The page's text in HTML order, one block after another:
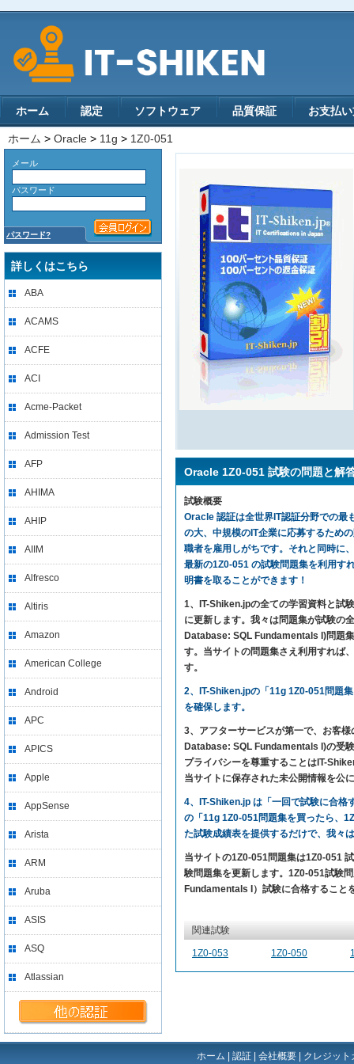
ホーム 認定 ソフトウェア 品質保証 お支払
ホーム > Oracle > 11g > 1Z0-051
メール
パスワード
パスワード?
詳しくはこちら
ABA
ACAMS
ACFE
ACI
Acme-Packet
Admission Test
AFP
AHIMA
AHIP
AIIM
Alfresco
Altiris
Amazon
American College
Android
APC
APICS
Apple
AppSense
Arista
ARM
Aruba
ASIS
ASQ
Atlassian
Oracle 1Z0-051 試験の問題と解
試験概要
Oracle 認証は全世界IT認証分野での最
の大、中規模のIT企業に応募するため
職者を雇用しがちです。それと同時に
最新の1Z0-051 の試験問題集を利用
明書を取ることができます！
1、IT-Shiken.jpの全ての学習資料と試
に更新します。我々は問題集が試験の
Database: SQL Fundamentals I)問題
す。当サイトの問題集さえ利用すれば
す。
2、IT-Shiken.jpの「11g 1Z0-051問題
を確保します。
3、アフターサービスが第一で、お客
Database: SQL Fundamentals I)の受
プライバシーを尊重することはIT-
当サイトに保存された未公開情報を公
4、IT-Shiken.jp は「一回で試験に合格
の「11g 1Z0-051問題集を買ったら、
た試験成績表を提供するだけで、我々
当サイトの1Z0-051問題集は1Z0-051
験問題集を更新します。1Z0-051試験
Fundamentals I）試験に合格すること
関連試験
1Z0-053 1Z0-050
ホーム 認証 会社概要 クレジッ